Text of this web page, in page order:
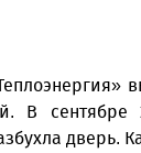
В сентябре
дверь.